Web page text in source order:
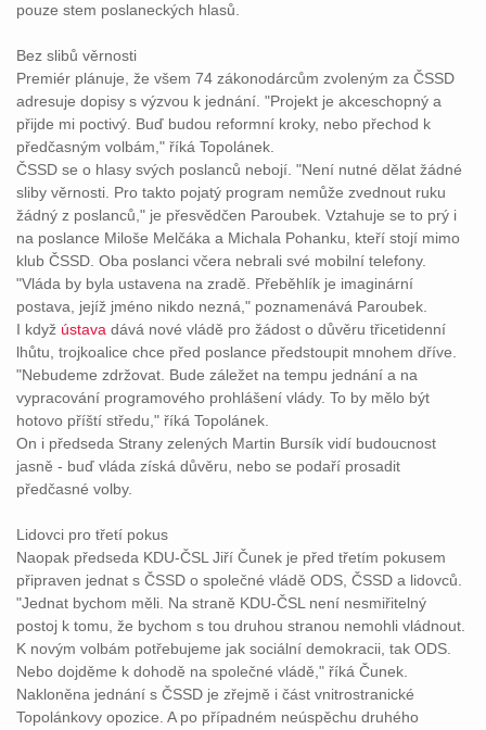
pouze stem poslaneckých hlasů.
Bez slibů věrnosti
Premiér plánuje, že všem 74 zákonodárcům zvoleným za ČSSD
adresuje dopisy s výzvou k jednání. "Projekt je akceschopný a
přijde mi poctivý. Buď budou reformní kroky, nebo přechod k
předčasným volbám," říká Topolánek.
ČSSD se o hlasy svých poslanců nebojí. "Není nutné dělat žádné
sliby věrnosti. Pro takto pojatý program nemůže zvednout ruku
žádný z poslanců," je přesvědčen Paroubek. Vztahuje se to prý i
na poslance Miloše Melčáka a Michala Pohanku, kteří stojí mimo
klub ČSSD. Oba poslanci včera nebrali své mobilní telefony.
"Vláda by byla ustavena na zradě. Přeběhlík je imaginární
postava, jejíž jméno nikdo nezná," poznamenává Paroubek.
I když ústava dává nové vládě pro žádost o důvěru třicetidenní
lhůtu, trojkoalice chce před poslance předstoupit mnohem dříve.
"Nebudeme zdržovat. Bude záležet na tempu jednání a na
vypracování programového prohlášení vlády. To by mělo být
hotovo příští středu," říká Topolánek.
On i předseda Strany zelených Martin Bursík vidí budoucnost
jasně - buď vláda získá důvěru, nebo se podaří prosadit
předčasné volby.
Lidovci pro třetí pokus
Naopak předseda KDU-ČSL Jiří Čunek je před třetím pokusem
připraven jednat s ČSSD o společné vládě ODS, ČSSD a lidovců.
"Jednat bychom měli. Na straně KDU-ČSL není nesmiřitelný
postoj k tomu, že bychom s tou druhou stranou nemohli vládnout.
K novým volbám potřebujeme jak sociální demokracii, tak ODS.
Nebo dojděme k dohodě na společné vládě," říká Čunek.
Nakloněna jednání s ČSSD je zřejmě i část vnitrostranické
Topolánkovy opozice. A po případném neúspěchu druhého